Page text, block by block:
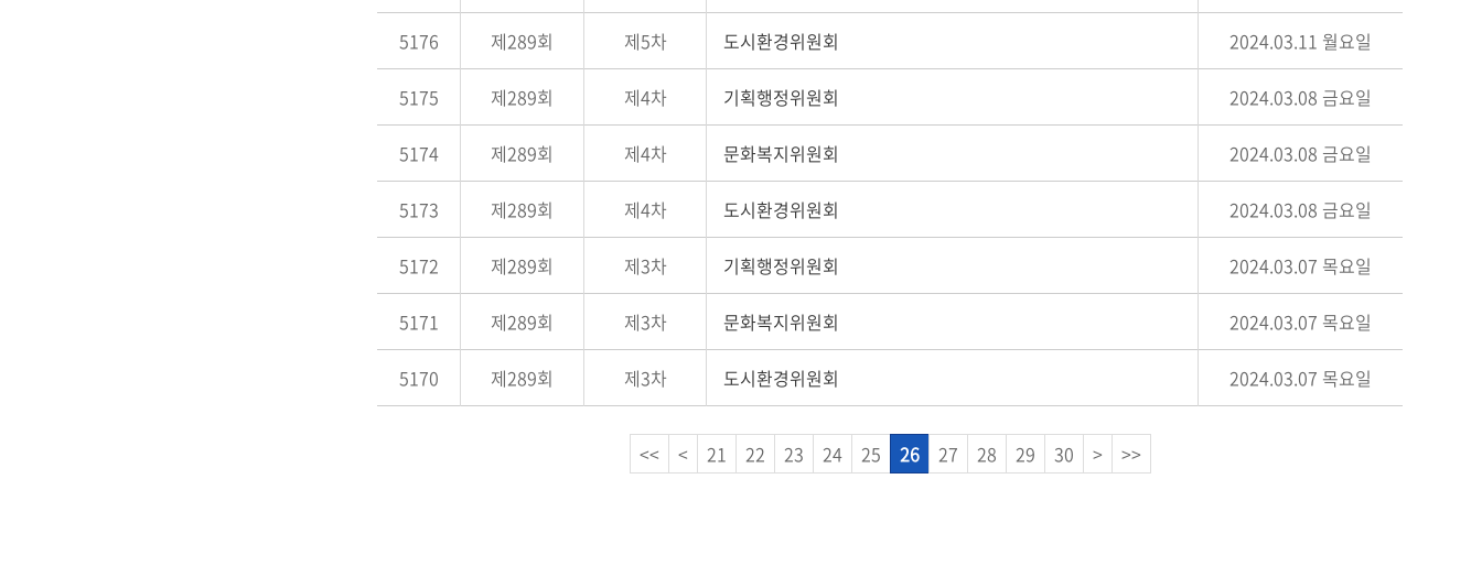
5176 제289회 제5차 도시환경위원회 2024.03.11 월요일
5175 제289회 제4차 기획행정위원회 2024.03.08 금요일
5174 제289회 제4차 문화복지위원회 2024.03.08 금요일
5173 제289회 제4차 도시환경위원회 2024.03.08 금요일
5172 제289회 제3차 기획행정위원회 2024.03.07 목요일
5171 제289회 제3차 문화복지위원회 2024.03.07 목요일
5170 제289회 제3차 도시환경위원회 2024.03.07 목요일
<< < 21 22 23 24 25 26 27 28 29 30 > >>